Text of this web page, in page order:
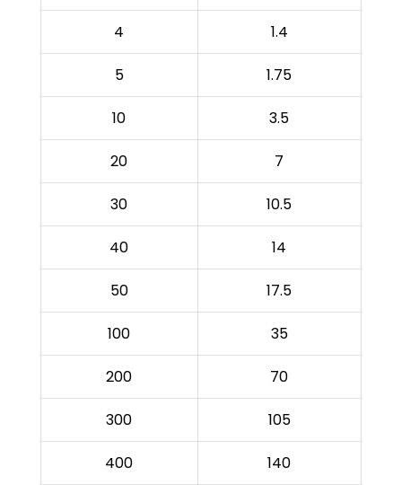
4 1.4
5 1.75
10 3.5
20 7
30 10.5
40 14
50 17.5
100 35
200 70
300 105
400 140